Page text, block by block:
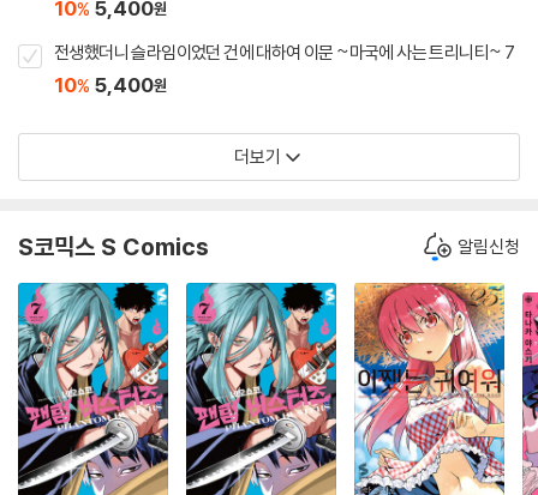
10% 5,400원
전생했더니 슬라임이었던 건에 대하여 이문 ~마국에 사는 트리니티~ 7
10% 5,400원
더보기
S코믹스 S Comics 알림신청